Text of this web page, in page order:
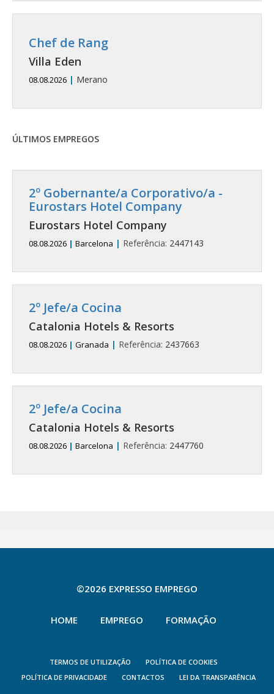
Chef de Rang
Villa Eden
08.08.2026 | Merano
ÚLTIMOS EMPREGOS
2º Gobernante/a Corporativo/a -
Eurostars Hotel Company
Eurostars Hotel Company
08.08.2026 | Barcelona | Referência: 2447143
2º Jefe/a Cocina
Catalonia Hotels & Resorts
08.08.2026 | Granada | Referência: 2437663
2º Jefe/a Cocina
Catalonia Hotels & Resorts
08.08.2026 | Barcelona | Referência: 2447760
©2026 EXPRESSO EMPREGO
HOME EMPREGO FORMAÇÃO
TERMOS DE UTILIZAÇÃO
POLÍTICA DE COOKIES
POLÍTICA DE PRIVACIDADE
CONTACTOS LEI DA TRANSPARÊNCIA